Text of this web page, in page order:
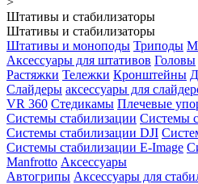
Штативы и стабилизаторы
Штативы и стабилизаторы
Штативы и моноподы Триподы
Аксессуары для штативов Головы
Растяжки Тележки Кронштейны
Слайдеры аксессуары для
VR 360 Стедикамы Плечевые
Системы стабилизации Системы
Системы стабилизации DJI
Системы стабилизации E-Image
Manfrotto Аксессуары
Автогрипы Аксессуары для